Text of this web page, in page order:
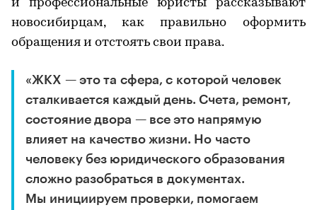
и профессиональные юристы рассказывают
новосибирцам, как правильно оформить
обращения и отстоять свои права.
«ЖКХ — это та сфера, с которой человек
сталкивается каждый день. Счета, ремонт,
состояние двора — все это напрямую
влияет на качество жизни. Но часто
человеку без юридического образования
сложно разобраться в документах.
Мы инициируем проверки, помогаем